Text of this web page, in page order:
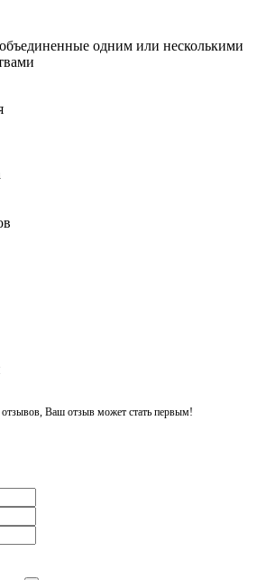
одним или несколькими
отзывов, Ваш отзыв может стать первым!